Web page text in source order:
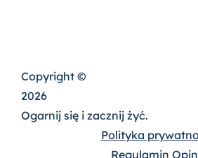
Copyright ©
2026
Ogarnij się i zacznij żyć.
Polityka
Regulamin